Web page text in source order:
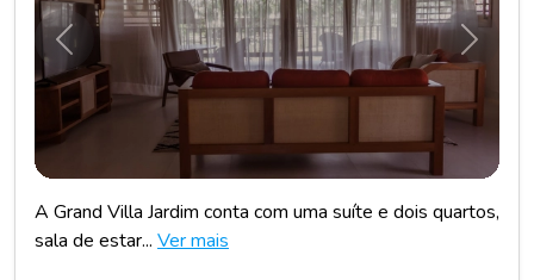
Anterior
A Grand Villa Jardim conta com uma suíte e dois quartos,
sala de estar... Ver mais